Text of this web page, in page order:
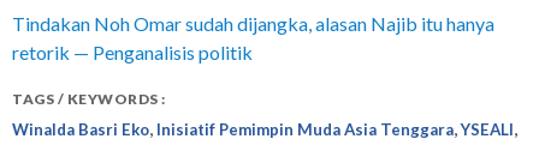
Tindakan Noh Omar sudah dijangka, alasan Najib itu hanya
retorik — Penganalisis politik
TAGS / KEYWORDS :
Winalda Basri Eko, Inisiatif Pemimpin Muda Asia Tenggara,YSEALI,